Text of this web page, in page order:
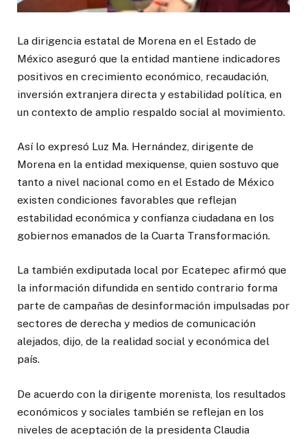
La dirigencia estatal de Morena en el Estado de
México aseguró que la entidad mantiene indicadores
positivos en crecimiento económico, recaudación,
inversión extranjera directa y estabilidad política, en
un contexto de amplio respaldo social al movimiento.
Así lo expresó Luz Ma. Hernández, dirigente de
Morena en la entidad mexiquense, quien sostuvo que
tanto a nivel nacional como en el Estado de México
existen condiciones favorables que reflejan
estabilidad económica y confianza ciudadana en los
gobiernos emanados de la Cuarta Transformación.
La también exdiputada local por Ecatepec afirmó que
la información difundida en sentido contrario forma
parte de campañas de desinformación impulsadas por
sectores de derecha y medios de comunicación
alejados, dijo, de la realidad social y económica del
país.
De acuerdo con la dirigente morenista, los resultados
económicos y sociales también se reflejan en los
niveles de aceptación de la presidenta Claudia